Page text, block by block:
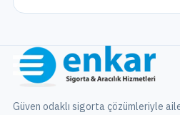
Güven odaklı sigorta çözümleriyle